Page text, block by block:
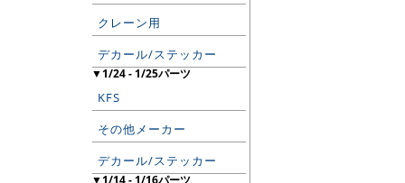
クレーン用
デカール/ステッカー
▼1/24 - 1/25パーツ
KFS
その他メーカー
デカール/ステッカー
▼1/14 - 1/16パーツ